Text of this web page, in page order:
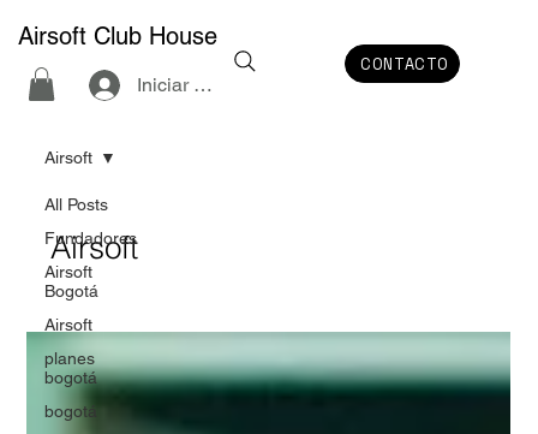
Airsoft Club House
CONTACTO
Iniciar sesión
All Posts
Fundadores
Airsoft
Bogotá
Airsoft
planes
bogotá
bogotá
Airsoft
Airsoft